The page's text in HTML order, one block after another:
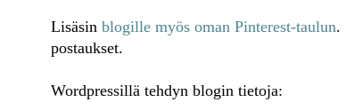
Lisäsin blogille myös oman Pinterest-taulun.
postaukset.
Wordpressillä tehdyn blogin tietoja: